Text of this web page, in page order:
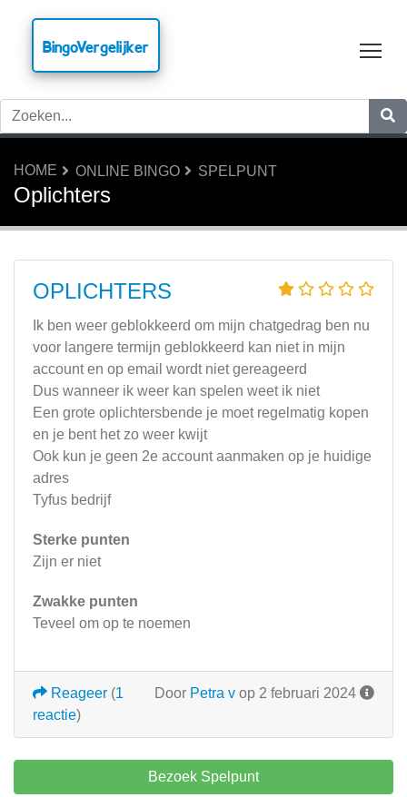
BingoVergelijker
HOME ONLINE BINGO SPELPUNT
Oplichters
OPLICHTERS
Ik ben weer geblokkeerd om mijn chatgedrag ben nu
voor langere termijn geblokkeerd kan niet in mijn
account en op email wordt niet gereageerd
Dus wanneer ik weer kan spelen weet ik niet
Een grote oplichtersbende je moet regelmatig kopen
en je bent het zo weer kwijt
Ook kun je geen 2e account aanmaken op je huidige
adres
Tyfus bedrijf
Sterke punten
Zijn er niet
Zwakke punten
Teveel om op te noemen
Door Petra v op 2 februari 2024
Reageer (1
reactie)
Bezoek Spelpunt